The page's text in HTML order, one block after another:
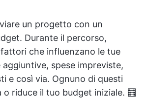
un progetto con un
Durante il percorso,
che influenzano le tue
spese impreviste,
e così via. Ognuno di questi
riduce il tuo budget iniziale. 🧮